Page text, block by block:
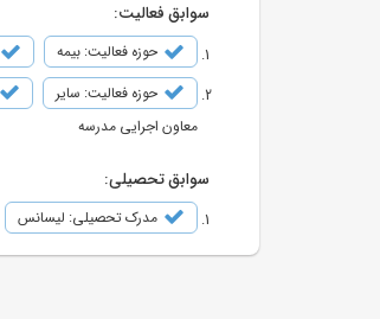
سوابق فعالیت:
حوزه فعالیت: بیمه
حوزه فعالیت: سایر
معاون اجرایی مدرسه
سوابق تحصیلی:
مدرک تحصیلی: لیسانس